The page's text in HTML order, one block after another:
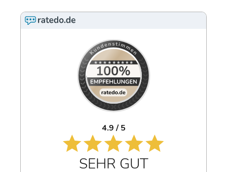
4.9 / 5
SEHR GUT